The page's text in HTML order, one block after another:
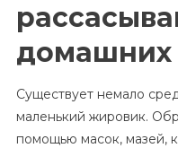
домашних
Существует немало
маленький жировик.
помощью масок, мазей,